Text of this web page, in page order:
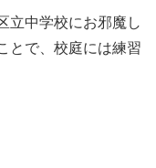
立中学校にお邪魔し
とで、校庭には練習